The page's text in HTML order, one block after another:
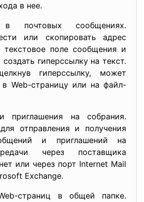
в нее.
в почтовых сообщениях.
или скопировать адрес
текстовое поле сообщения и
гиперссылку на текст.
гиперссылку, может
в Web-страницу или на файл-
приглашения на собрания.
отправления и получения
и приглашений на
через поставщика
или через порт Internet Mail
Exchange.
страниц в общей папке.